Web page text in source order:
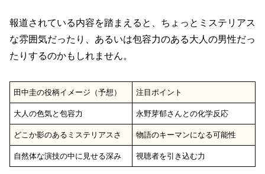
報道されている内容を踏まえると、ちょっとミステリアス
な雰囲気だったり、あるいは包容力のある大人の男性だっ
たりするのかもしれません。
田中圭の役柄イメージ（予想） 注目ポイント
大人の色気と包容力 永野芽郁さんとの化学反応
どこか影のあるミステリアスさ 物語のキーマンになる可能性
自然体な演技の中に見せる深み 視聴者を引き込む力